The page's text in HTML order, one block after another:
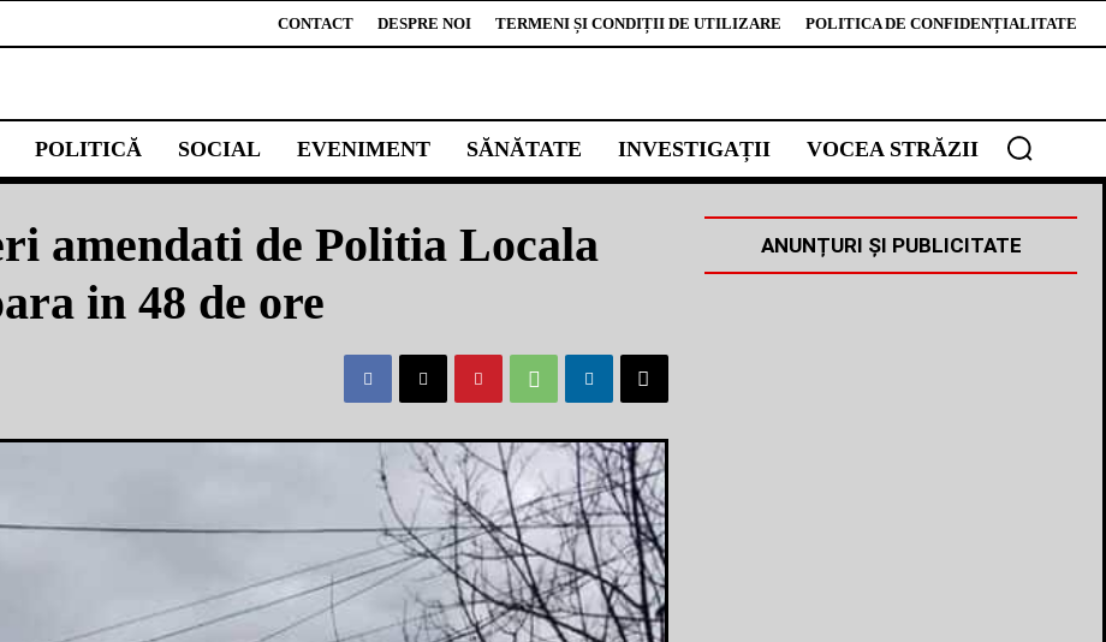
CONTACT DESPRE NOI TERMENI ȘI CONDIȚII DE UTILIZARE POLITICA DE CONFIDENȚIALITATE
POLITICĂ SOCIAL EVENIMENT SĂNĂTATE INVESTIGAȚII VOCEA STRĂZII
amendati de Politia Locala
in 48 de ore
ANUNȚURI ȘI PUBLICITATE